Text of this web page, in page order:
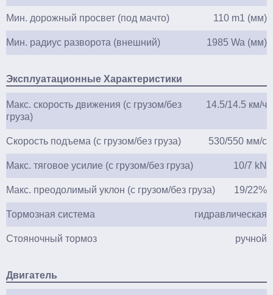
Мин. дорожный просвет (под мачто) 110 m1 (мм)
Мин. радиус разворота (внешний) 1985 Wa (мм)
Эксплуатационные Характеристики
Макс. скорость движения (с грузом/без
груза)
14.5/14.5 км/ч
Скорость подъема (с грузом/без груза) 530/550 мм/с
Макс. тяговое усилие (с грузом/без груза) 10/7 kN
Макс. преодолимый уклон (с грузом/без груза) 19/22%
Тормозная система гидравлическая
Стояночный тормоз ручной
Двигатель